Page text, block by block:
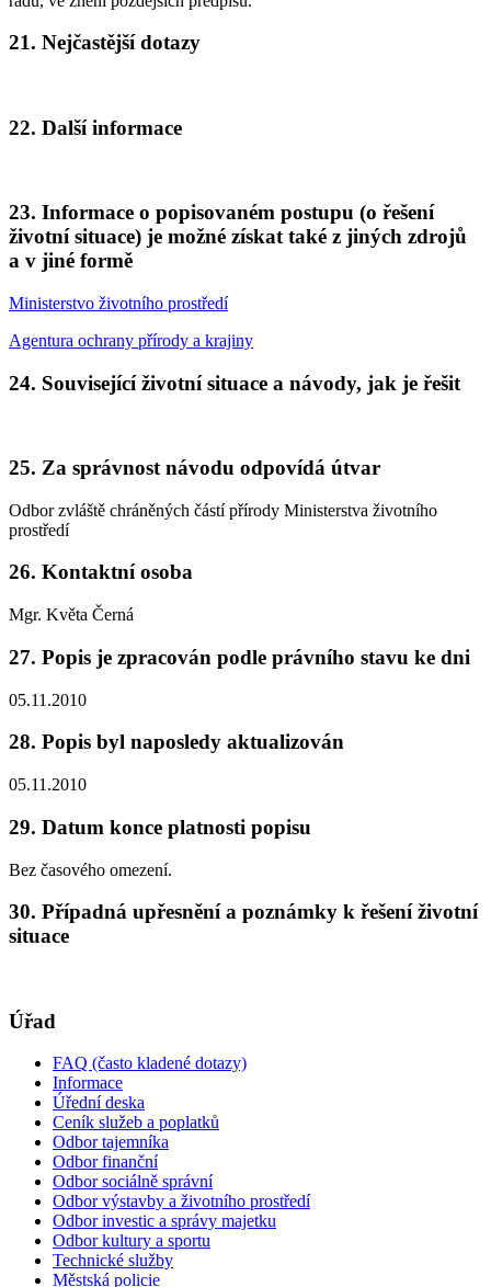
21. Nejčastější dotazy
22. Další informace
23. Informace o popisovaném postupu (o řešení
životní situace) je možné získat také z jiných zdrojů
a v jiné formě
Ministerstvo životního prostředí
Agentura ochrany přírody a krajiny
24. Související životní situace a návody, jak je řešit
25. Za správnost návodu odpovídá útvar
Odbor zvláště chráněných částí přírody Ministerstva životního
prostředí
26. Kontaktní osoba
Mgr. Květa Černá
27. Popis je zpracován podle právního stavu ke dni
05.11.2010
28. Popis byl naposledy aktualizován
05.11.2010
29. Datum konce platnosti popisu
Bez časového omezení.
30. Případná upřesnění a poznámky k řešení životní
situace
Úřad
FAQ (často kladené dotazy)
Informace
Úřední deska
Ceník služeb a poplatků
Odbor tajemníka
Odbor finanční
Odbor sociálně správní
Odbor výstavby a životního prostředí
Odbor investic a správy majetku
Odbor kultury a sportu
Technické služby
Městská policie